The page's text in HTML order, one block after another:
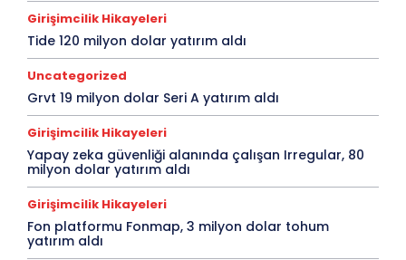
Girişimcilik Hikayeleri
Tide 120 milyon dolar yatırım aldı
Uncategorized
Grvt 19 milyon dolar Seri A yatırım aldı
Girişimcilik Hikayeleri
Yapay zeka güvenliği alanında çalışan Irregular, 80
milyon dolar yatırım aldı
Girişimcilik Hikayeleri
Fon platformu Fonmap, 3 milyon dolar tohum
yatırım aldı